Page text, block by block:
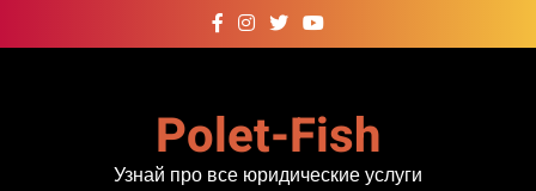
к
Polet-Fish
Узнай про все юридические услуги